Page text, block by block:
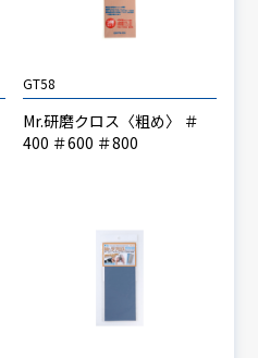
GT58
Mr.研磨クロス〈粗め〉 ＃
400 ＃600 ＃800